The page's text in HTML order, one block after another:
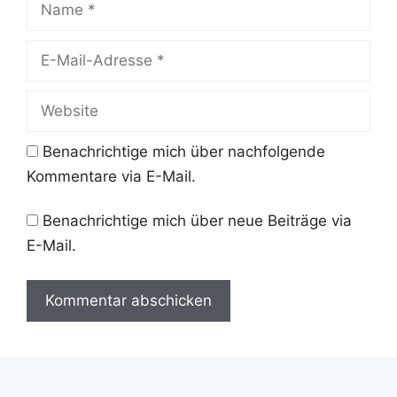
Mail-
Benachrichtige mich über nachfolgende
Kommentare via E-Mail.
Benachrichtige mich über neue Beiträge via
E-Mail.